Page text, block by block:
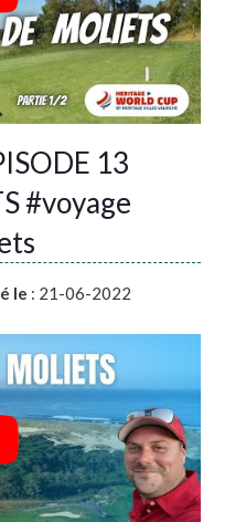
13
#voyage
le : 21-06-2022